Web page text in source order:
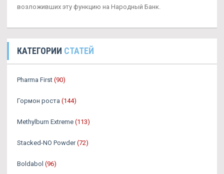
возложивших эту функцию на Народный Банк.
КАТЕГОРИИ СТАТЕЙ
Pharma First (90)
Гормон роста (144)
Methylburn Extreme (113)
Stacked-NO Powder (72)
Boldabol (96)